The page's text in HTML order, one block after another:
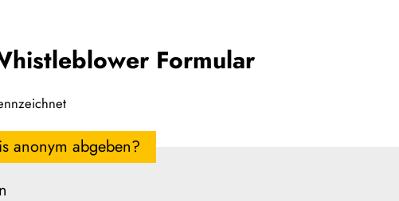
Formular
anonym abgeben?